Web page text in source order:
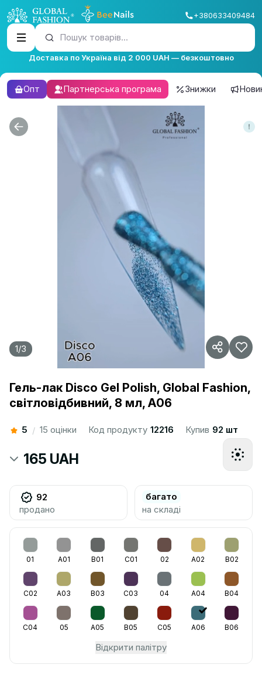
+380633409484
Пошук товарів...
Доставка по Україна від 2 000 UAH — безкоштовно
Опт Партнерська програма Знижки
1/3
Гель-лак Disco Gel Polish, Global Fashion,
світловідбивний, 8 мл, A06
5 / 15 оцінки Код продукту 12216 Купив 92 шт
165 UAH
92
продано
багато
на складі
01 A01 B01 C01 02 A02 B02
C02 A03 B03 C03 04 A04 B04
C04 05 A05 B05 C05 A06 B06
Відкрити палітру